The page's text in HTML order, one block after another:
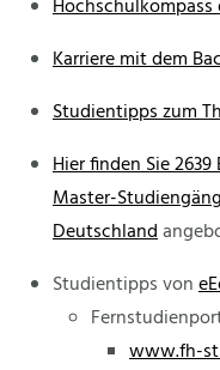
Karriere mit dem
Studientipps zum
Hier finden Sie
Master-
Deutschland
Studientipps von
www.fh-